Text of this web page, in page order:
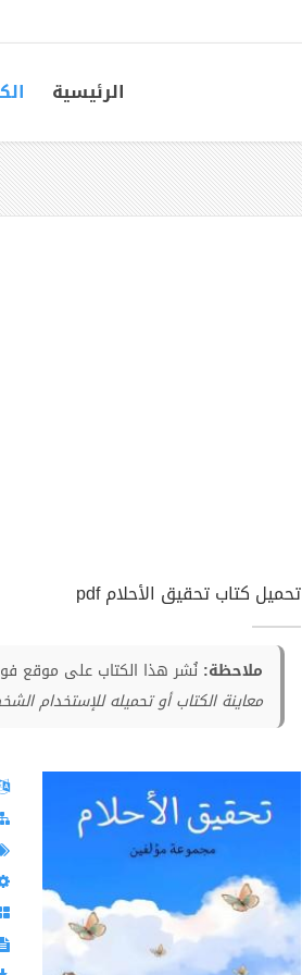
الرئيسية
تحميل كتاب تحقيق الأحلام pdf
ملاحظة: نُشر هذا الكتاب على موقع
معاينة الكتاب أو تحميله للإستخدام